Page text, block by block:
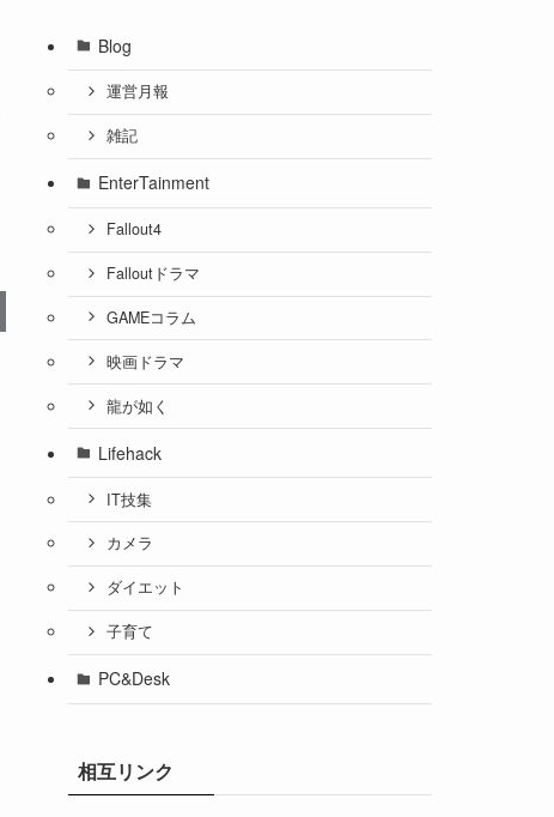
Blog
運営月報
雑記
EnterTainment
Fallout4
Falloutドラマ
GAMEコラム
映画ドラマ
龍が如く
Lifehack
IT技集
カメラ
ダイエット
子育て
PC&Desk
相互リンク